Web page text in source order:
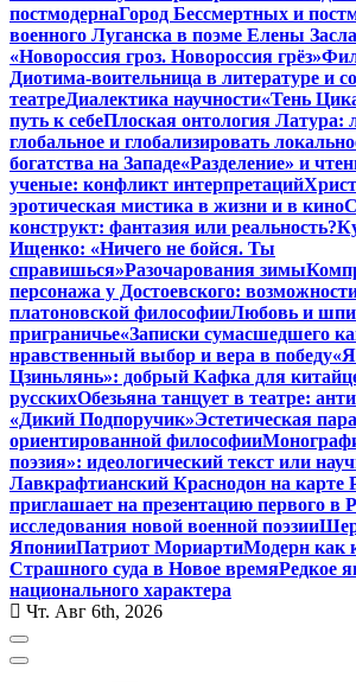
постмодернаГород Бессмертных и
военного Луганска в поэме Елены
«Новороссия гроз. Новороссия грёз»
Диотима-воительница в литературе и
театреДиалектика научности«Тень
путь к себеПлоская онтология Латура:
глобальное и глобализировать
богатства на Западе«Разделение» и
ученые: конфликт интерпретаций
эротическая мистика в жизни и в кино
конструкт: фантазия или реальность?
Ищенко: «Ничего не бойся. Ты
справишься»Разочарования зимы
персонажа у Достоевского:
платоновской философииЛюбовь и
приграничье«Записки сумасшедшего
нравственный выбор и вера в победу
Цзиньлянь»: добрый Кафка для
русскихОбезьяна танцует в театре:
«Дикий Подпоручик»Эстетическая
ориентированной философии
поэзия»: идеологический текст или
Лавкрафтианский Краснодон на карте
приглашает на презентацию первого в
исследования новой военной поэзии
ЯпонииПатриот МориартиМодерн как
Страшного суда в Новое времяРедкое
национального характера
Чт. Авг 6th, 2026